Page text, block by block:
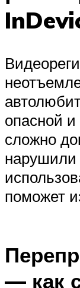
опасной и
сложно
поможет
— как